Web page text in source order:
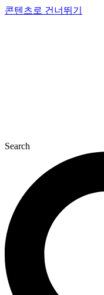
콘텐츠로 건너뛰기
Search